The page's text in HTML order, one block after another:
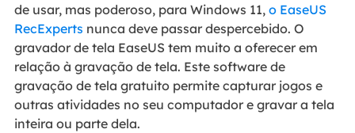
de usar, mas poderoso, para Windows 11, o EaseUS
RecExperts nunca deve passar despercebido. O
gravador de tela EaseUS tem muito a oferecer em
relação à gravação de tela. Este software de
gravação de tela gratuito permite capturar jogos e
outras atividades no seu computador e gravar a tela
inteira ou parte dela.